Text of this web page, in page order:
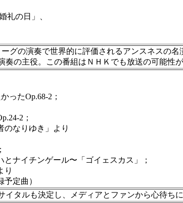
の日」、
グの演奏で世界的に評価されるアンスネスの
の主役。この番組はＮＨＫでも放送の可能性
たOp.68-2；
2；
なりゆき」より
ナイチンゲール〜「ゴイェスカス」；
り
定曲）
タルも決定し、メディアとファンから心待ち